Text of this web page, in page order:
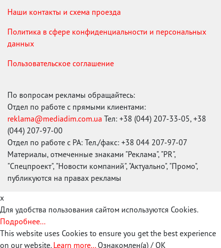
Наши контакты и схема проезда
Политика в сфере конфиденциальности и персональных
данных
Пользовательское соглашение
По вопросам рекламы обращайтесь:
Отдел по работе с прямыми клиентами:
reklama@mediadim.com.ua Тел: +38 (044) 207-33-05, +38
(044) 207-97-00
Отдел по работе с РА: Тел./факс: +38 044 207-97-07
Материалы, отмеченные знаками "Реклама", "PR",
"Спецпроект", "Новости компаний", "Актуально", "Промо",
публикуются на правах рекламы
x
Для удобства пользования сайтом используются Cookies.
Подробнее...
This website uses Cookies to ensure you get the best experience
on our website. Learn more... Ознакомлен(а) / OK